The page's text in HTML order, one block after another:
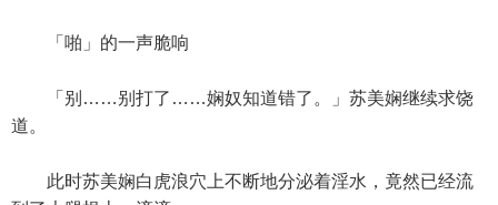
「啪」的一声脆响
「别……别打了……娴奴知道错了。」苏美娴继续求饶
道。
此时苏美娴白虎浪穴上不断地分泌着淫水，竟然已经流